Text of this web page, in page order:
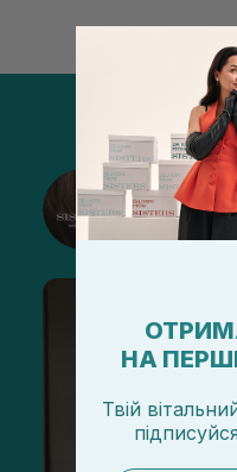
Подписаться
НА
Твій
підписуйся